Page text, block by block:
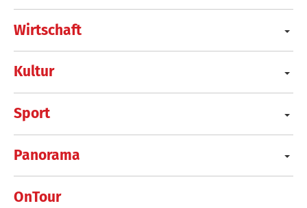
Wirtschaft
Kultur
Sport
Panorama
OnTour